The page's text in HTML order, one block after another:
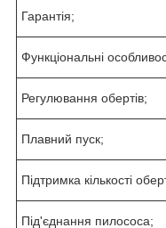
Гарантія;
Функціональні
Регулювання обертів;
Плавний пуск;
Підтримка кількості
Під'єднання пилососа;